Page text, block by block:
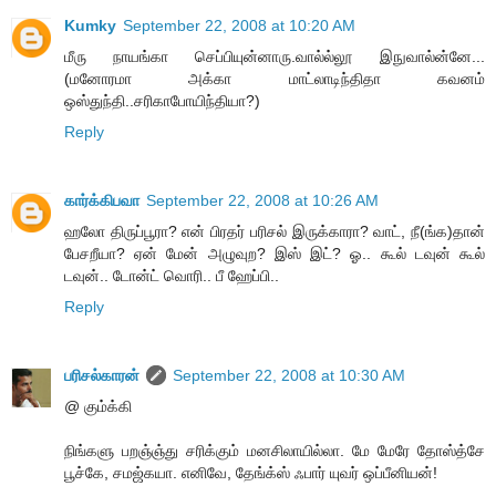
Kumky September 22, 2008 at 10:20 AM
மீரு நாயங்கா செப்பியுன்னாரு.வால்ல்லூ இநுவால்ன்னே...
(மனோரமா அக்கா மாட்லாடிந்திதா கவனம்
ஒஸ்துந்தி..சரிகாபோயிந்தியா?)
Reply
கார்க்கிபவா September 22, 2008 at 10:26 AM
ஹலோ திருப்பூரா? என் பிரதர் பரிசல் இருக்காரா? வாட், நீ(ங்க)தான்
பேசறீயா? ஏன் மேன் அழுவுற? இஸ் இட்? ஓ.. கூல் டவுன் கூல்
டவுன்.. டோன்ட் வொரி.. பீ ஹேப்பி..
Reply
பரிசல்காரன்
September 22, 2008 at 10:30 AM
@ கும்க்கி
நிங்களு பறஞ்ஞ்து சரிக்கும் மனசிலாயில்லா. மே மேரே தோஸ்த்சே
பூச்கே, சமஜ்கயா. எனிவே, தேங்க்ஸ் ஃபார் யுவர் ஒப்பீனியன்!